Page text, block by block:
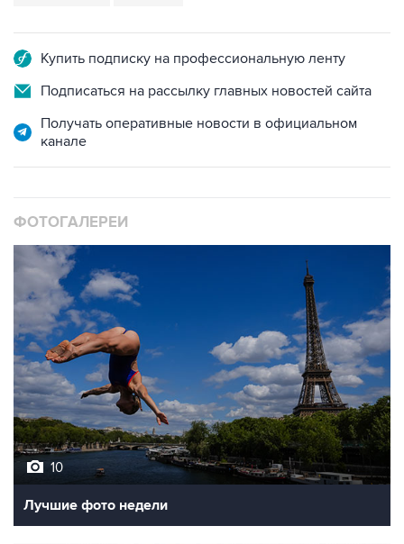
Купить подписку на профессиональную ленту
Подписаться на рассылку главных новостей сайта
Получать оперативные новости в официальном
канале
ФОТОГАЛЕРЕИ
10
Лучшие фото недели